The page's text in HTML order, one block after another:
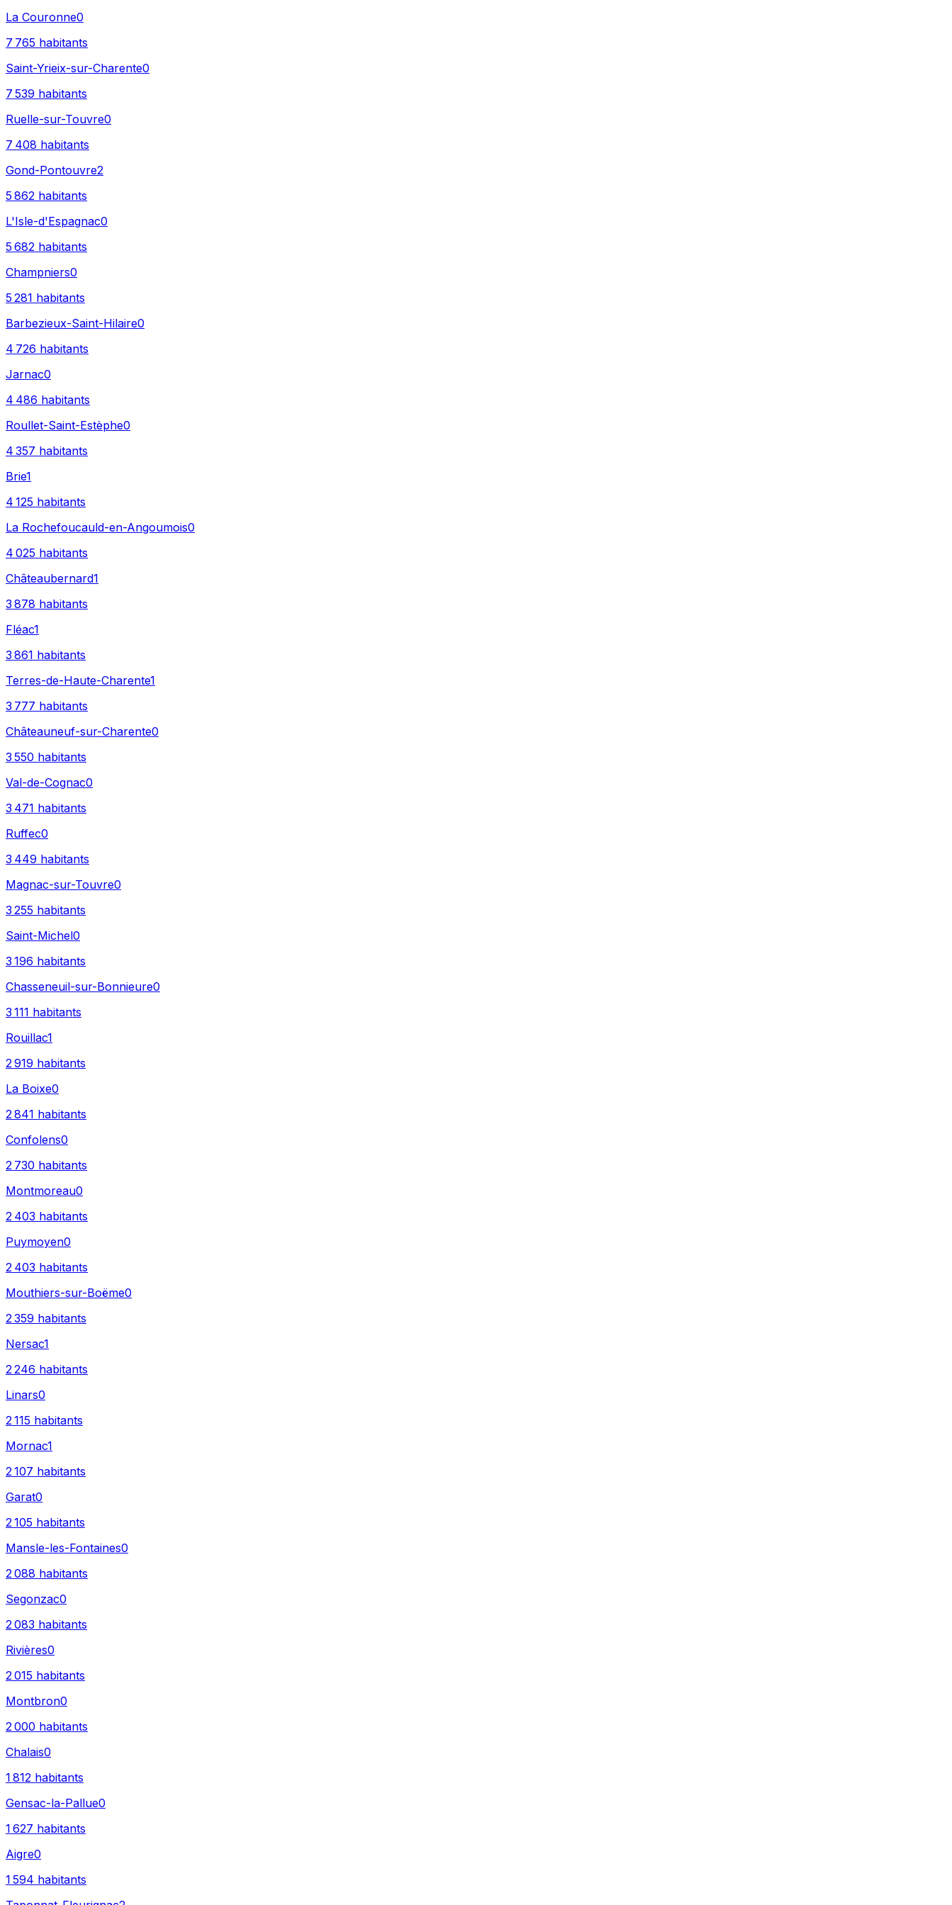
La Couronne0
7 765 habitants
Saint-Yrieix-sur-Charente0
7 539 habitants
Ruelle-sur-Touvre0
7 408 habitants
Gond-Pontouvre2
5 862 habitants
L'Isle-d'Espagnac0
5 682 habitants
Champniers0
5 281 habitants
Barbezieux-Saint-Hilaire0
4 726 habitants
Jarnac0
4 486 habitants
Roullet-Saint-Estèphe0
4 357 habitants
Brie1
4 125 habitants
La Rochefoucauld-en-Angoumois0
4 025 habitants
Châteaubernard1
3 878 habitants
Fléac1
3 861 habitants
Terres-de-Haute-Charente1
3 777 habitants
Châteauneuf-sur-Charente0
3 550 habitants
Val-de-Cognac0
3 471 habitants
Ruffec0
3 449 habitants
Magnac-sur-Touvre0
3 255 habitants
Saint-Michel0
3 196 habitants
Chasseneuil-sur-Bonnieure0
3 111 habitants
Rouillac1
2 919 habitants
La Boixe0
2 841 habitants
Confolens0
2 730 habitants
Montmoreau0
2 403 habitants
Puymoyen0
2 403 habitants
Mouthiers-sur-Boëme0
2 359 habitants
Nersac1
2 246 habitants
Linars0
2 115 habitants
Mornac1
2 107 habitants
Garat0
2 105 habitants
Mansle-les-Fontaines0
2 088 habitants
Segonzac0
2 083 habitants
Rivières0
2 015 habitants
Montbron0
2 000 habitants
Chalais0
1 812 habitants
Gensac-la-Pallue0
1 627 habitants
Aigre0
1 594 habitants